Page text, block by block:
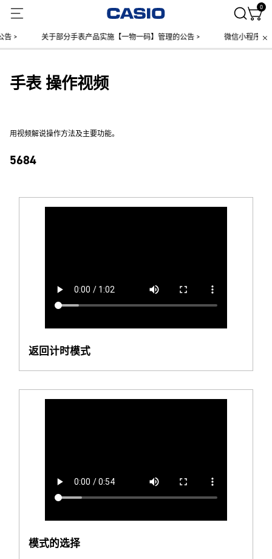
0
> 关于部分手表产品实施【一物一码】管理的公告 > 微信小程序上线
手表 操作视频
用视频解说操作方法及主要功能。
5684
返回计时模式
模式的选择